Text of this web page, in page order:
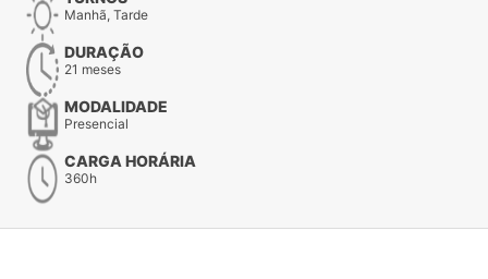
Manhã, Tarde
DURAÇÃO
21 meses
MODALIDADE
Presencial
CARGA HORÁRIA
360h